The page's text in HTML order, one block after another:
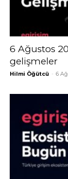
6 Ağustos
gelişmeler
Hilmi Öğütcü - 6